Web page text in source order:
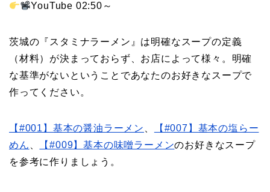
YouTube 02:50～
茨城の『スタミナラーメン』は明確なスープの定義
（材料）が決まっておらず、お店によって様々。明確
な基準がないということであなたのお好きなスープで
作ってください。
【#001】基本の醤油ラーメン
【#007】基本の塩らー
めん
【#009】基本の味噌ラーメンのお好きなスープ
を参考に作りましょう。